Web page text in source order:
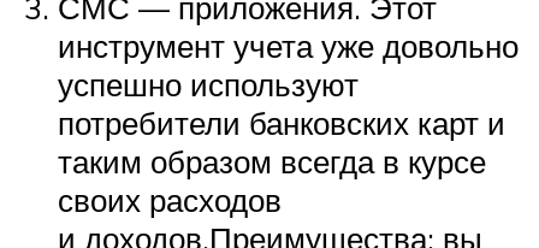
инструмент учета уже довольно
успешно используют
потребители банковских карт и
таким образом всегда в курсе
своих расходов
и доходов.Преимущества: вы